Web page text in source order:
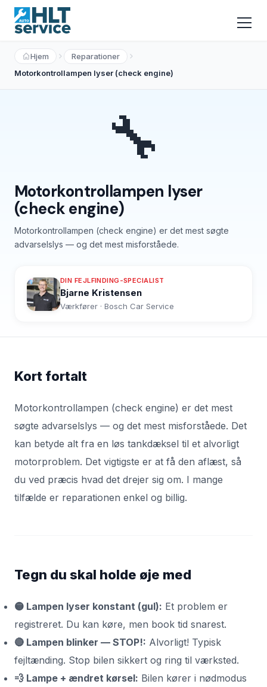
Hjem
Reparationer
Motorkontrollampen lyser (check engine)
Motorkontrollampen lyser
(check engine)
Motorkontrollampen (check engine) er det mest søgte
advarselslys — og det mest misforståede.
DIN FEJLFINDING-SPECIALIST
Bjarne Kristensen
Værkfører · Bosch Car Service
🔧
Kort fortalt
Motorkontrollampen (check engine) er det mest
søgte advarselslys — og det mest misforståede. Det
kan betyde alt fra en løs tankdæksel til et alvorligt
motorproblem. Det vigtigste er at få den aflæst, så
du ved præcis hvad det drejer sig om. I mange
tilfælde er reparationen enkel og billig.
Tegn du skal holde øje med
🟡 Lampen lyser konstant (gul): Et problem er
registreret. Du kan køre, men book tid snarest.
🔴 Lampen blinker — STOP!: Alvorligt! Typisk
fejltænding. Stop bilen sikkert og ring til værksted.
💨 Lampe + ændret kørsel: Bilen kører i nødmodus